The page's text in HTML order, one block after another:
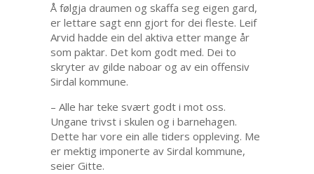
Å følgja draumen og skaffa seg eigen gard,
er lettare sagt enn gjort for dei fleste. Leif
Arvid hadde ein del aktiva etter mange år
som paktar. Det kom godt med. Dei to
skryter av gilde naboar og av ein offensiv
Sirdal kommune.
– Alle har teke svært godt i mot oss.
Ungane trivst i skulen og i barnehagen.
Dette har vore ein alle tiders oppleving. Me
er mektig imponerte av Sirdal kommune,
seier Gitte.